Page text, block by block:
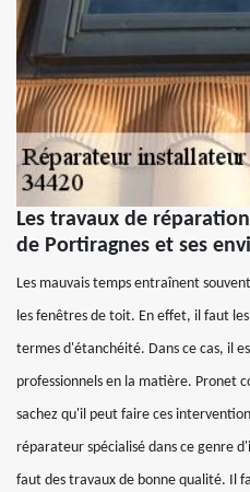
Les travaux de
de Portiragnes et ses
Les mauvais temps entraînent
les fenêtres de toit. En effet, il faut
termes d'étanchéité. Dans ce cas, il
professionnels en la matière. Pronet
sachez qu'il peut faire ces
réparateur spécialisé dans ce genre
faut des travaux de bonne qualité. Il